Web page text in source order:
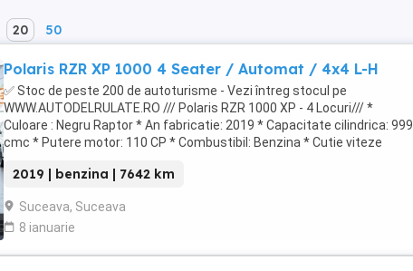
20 50
Polaris RZR XP 1000 4 Seater / Automat / 4x4 L-H
✅ Stoc de peste 200 de autoturisme - Vezi întreg stocul pe
WWW.AUTODELRULATE.RO /// Polaris RZR 1000 XP - 4 Locuri/// *
Culoare : Negru Raptor * An fabricatie: 2019 * Capacitate cilindrica: 999
cmc * Putere motor: 110 CP * Combustibil: Benzina * Cutie viteze
2019 | benzina | 7642 km
Suceava, Suceava
8 ianuarie